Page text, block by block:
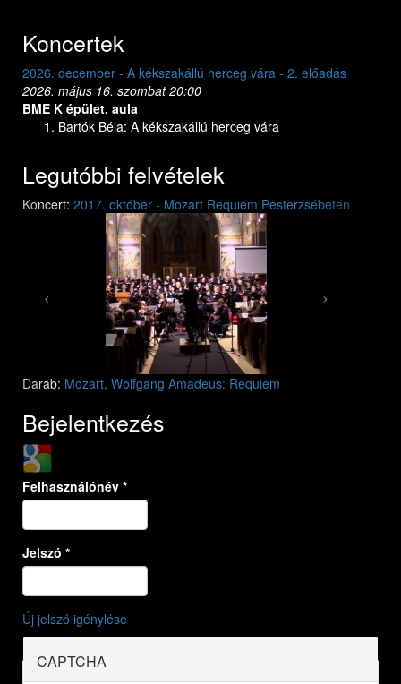
Koncertek
2026. december - A kékszakállú herceg vára - 2. előadás
2026. május 16. szombat 20:00
BME K épület, aula
Bartók Béla: A kékszakállú herceg vára
2026.
Legutóbbi felvételek
Koncert: 2017. október - Mozart Requiem Pesterzsébeten
Mozart: Requiem
Mozart: Requiem
Darab: Mozart, Wolfgang Amadeus: Requiem
Previous Next
Bejelentkezés
Login with Google
Felhasználónév *
Jelszó *
Új jelszó igénylése
CAPTCHA